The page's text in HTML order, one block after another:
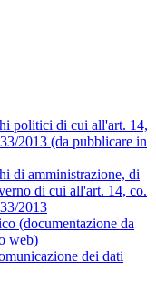
politici di cui all'art. 14,
2013 (da pubblicare in
di amministrazione, di
di cui all'art. 14, co.
2013
(documentazione da
web)
dei dati